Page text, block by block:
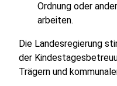
Ordnung oder
arbeiten.
Die Landesregierung
der
Trägern und